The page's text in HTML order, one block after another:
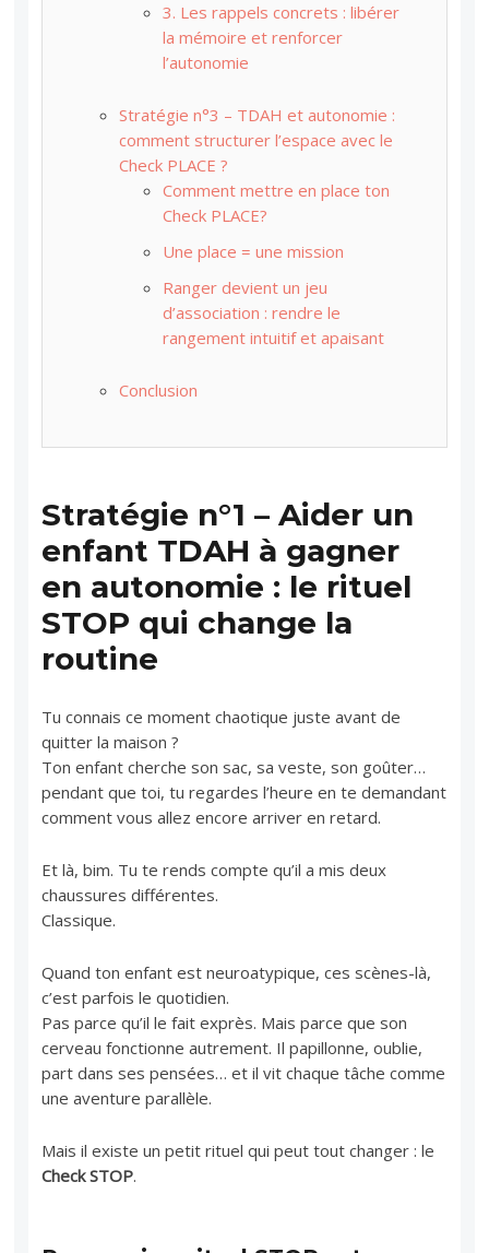
3. Les rappels concrets : libérer
la mémoire et renforcer
l’autonomie
Stratégie n°3 – TDAH et autonomie :
comment structurer l’espace avec le
Check PLACE ?
Comment mettre en place ton
Check PLACE?
Une place = une mission
Ranger devient un jeu
d’association : rendre le
rangement intuitif et apaisant
Conclusion
Stratégie n°1 – Aider un
enfant TDAH à gagner
en autonomie : le rituel
STOP qui change la
routine
Tu connais ce moment chaotique juste avant de
quitter la maison ?
Ton enfant cherche son sac, sa veste, son goûter…
pendant que toi, tu regardes l’heure en te demandant
comment vous allez encore arriver en retard.
Et là, bim. Tu te rends compte qu’il a mis deux
chaussures différentes.
Classique.
Quand ton enfant est neuroatypique, ces scènes-là,
c’est parfois le quotidien.
Pas parce qu’il le fait exprès. Mais parce que son
cerveau fonctionne autrement. Il papillonne, oublie,
part dans ses pensées… et il vit chaque tâche comme
une aventure parallèle.
Mais il existe un petit rituel qui peut tout changer : le
Check STOP.